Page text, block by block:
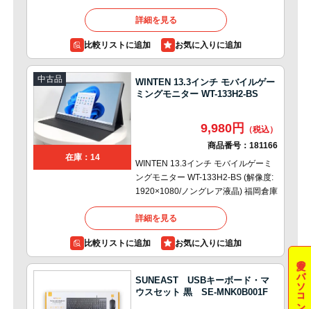
詳細を見る
比較リストに追加
中古品
在庫：14
WINTEN 13.3インチ モバイルゲー
ミングモニター WT-133H2-BS
9,980円
商品番号： 181166
WINTEN 13.3インチ モバイルゲーミ
ングモニター WT-133H2-BS (解像度:
1920×1080/ノングレア液晶) 福岡倉庫
詳細を見る
比較リストに追加
SUNEAST USBキーボード・マ
ウスセット 黒 SE-MNK0B001F
夏のパソコン祭